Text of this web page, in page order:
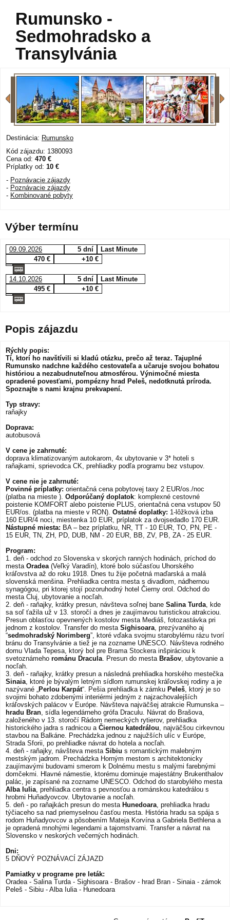
Rumunsko -
Sedmohradsko a
Transylvánia
Destinácia: Rumunsko
Kód zájazdu: 1380093
Cena od: 470 €
Príplatky od: 10 €
- Poznávacie zájazdy
- Poznávacie zájazdy
- Kombinované pobyty
Výber termínu
09.09.2026 5 dní
Last Minute
470 €
+10 €
14.10.2026 5 dní
Last Minute
495 €
+10 €
Popis zájazdu
Rýchly popis:
Tí, ktorí ho navštívili si kladú otázku, prečo až teraz. Tajuplné
Rumunsko nadchne každého cestovateľa a učaruje svojou bohatou
históriou a nezabudnuteľnou atmosférou. Výnimočné miesta
opradené povesťami, pompézny hrad Peleš, nedotknutá príroda.
Spoznajte s nami krajnu prekvapení.
Typ stravy:
raňajky
Doprava:
autobusová
V cene je zahrnuté:
doprava klimatizovaným autokarom, 4x ubytovanie v 3* hoteli s
raňajkami, sprievodca CK, prehliadky podľa programu bez vstupov.
V cene nie je zahrnuté:
Povinné príplatky: orientačná cena pobytovej taxy 2 EUR/os./noc
(platba na mieste ). Odporúčaný doplatok: komplexné cestovné
poistenie KOMFORT alebo poistenie PLUS, orientačná cena vstupov 50
EUR/os. (platba na mieste v RON). Ostatné doplatky: 1-lôžková izba
160 EUR/4 noci, miestenka 10 EUR, príplatok za dvojsedadlo 170 EUR.
Nástupné miesta: BA – bez príplatku, NR, TT - 10 EUR, TO, PN, PE -
15 EUR, TN, ZH, PD, DUB, NM - 20 EUR, BB, ZV, PB, ZA - 25 EUR.
Program:
1. deň - odchod zo Slovenska v skorých ranných hodinách, príchod do
mesta Oradea(Veľký Varadín), ktoré bolo súčasťou Uhorského
kráľovstva až do roku 1918. Dnes tu žije početná maďarská a malá
slovenská menšina. Prehliadka centra mesta s divadlom, nádhernou
synagógou, pri ktorej stojí pozoruhodný hotel Čierny orol. Odchod do
mesta Cluj, ubytovanie a nocľah.
2. deň - raňajky, krátky presun, návšteva soľnej bane Salina Turda, kde
sa soľ ťažila už v 13. storočí a dnes je zaujímavou turistickou atrakciou.
Presun oblasťou opevnených kostolov mesta Mediáš, fotozastávka pri
jednom z kostolov. Transfer do mesta Sighisoara, prezývaného aj
“sedmohradský Norimberg”, ktoré vďaka svojmu starobylému rázu tvorí
bránu do Transylvánie a tiež je na zozname UNESCO. Návšteva rodného
domu Vlada Tepesa, ktorý bol pre Brama Stockera inšpiráciou k
svetoznámeho románu Dracula. Presun do mestaBrašov, ubytovanie a
nocľah.
3. deň - raňajky, krátky presun a následná prehliadka horského mestečka
Sinaia, ktoré je bývalým letným sídlom rumunskej kráľovskej rodiny a je
nazývané „Perlou Karpát“. Pešia prehliadka k zámku Peleš, ktorý je so
svojimi bohato zdobenými interiérmi jedným z najzachovalejších
kráľovských palácov v Európe. Návšteva najväčšej atrakcie Rumunska –
hradu Bran, sídla legendárneho grófa Draculu. Návrat do Brašova,
založeného v 13. storočí Rádom nemeckých rytierov, prehliadka
historického jadra s radnicou a Čiernou katedrálou, najväčšou cirkevnou
stavbou na Balkáne. Prechádzka jednou z najužších ulíc v Európe,
Strada Sforii, po prehliadke návrat do hotela a nocľah.
4. deň - raňajky, návšteva mesta Sibiu s romantickým malebným
mestským jadrom. Prechádzka Horným mestom s architektonicky
zaujímavými budovami smerom k Dolnému mestu s malými farebnými
domčekmi. Hlavné námestie, ktorému dominuje majestátny Brukenthalov
palác, je zapísané na zozname UNESCO. Odchod do starobylého mesta
Alba Iulia, prehliadka centra s pevnosťou a románskou katedrálou s
hrobmi Huňadyovcov. Ubytovanie a nocľah.
5. deň - po raňajkách presun do mesta Hunedoara, prehliadka hradu
týčiaceho sa nad priemyselnou časťou mesta. História hradu sa spája s
rodom Huňadyovcov a pôsobením Mateja Korvína a Gabriela Bethlena a
je opradená mnohými legendami a tajomstvami. Transfer a návrat na
Slovensko v neskorých večerných hodinách.
Dni:
5 DŇOVÝ POZNÁVACÍ ZÁJAZD
Pamiatky v programe pre leták:
Oradea - Salina Turda - Sighisoara - Brašov - hrad Bran - Sinaia - zámok
Peleš - Sibiu - Alba Iulia - Hunedoara